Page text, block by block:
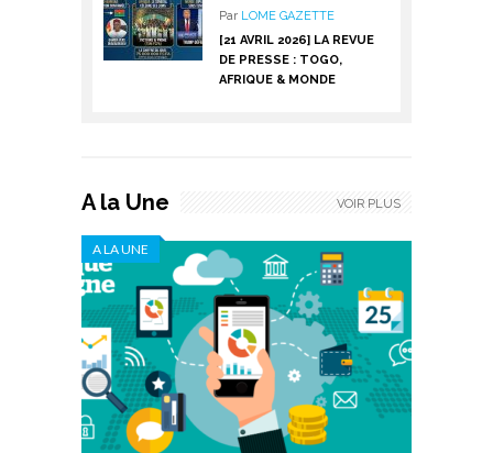
Par LOME GAZETTE
[21 AVRIL 2026] LA REVUE
DE PRESSE : TOGO,
AFRIQUE & MONDE
A la Une
A LA UNE
VOIR PLUS